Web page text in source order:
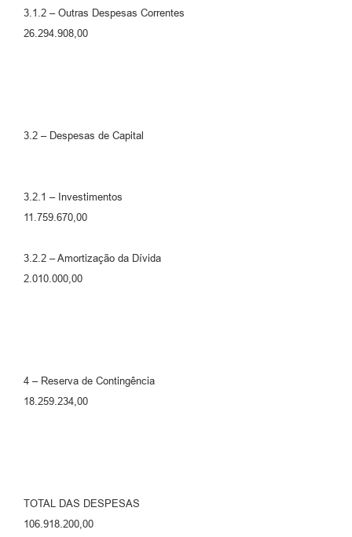
3.1.2 – Outras Despesas Correntes
26.294.908,00
3.2 – Despesas de Capital
3.2.1 – Investimentos
11.759.670,00
3.2.2 – Amortização da Dívida
2.010.000,00
4 – Reserva de Contingência
18.259.234,00
TOTAL DAS DESPESAS
106.918.200,00